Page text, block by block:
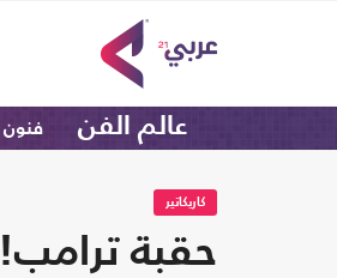
عالم الفن فنون
كاريكاتير
حقبة ترامب!